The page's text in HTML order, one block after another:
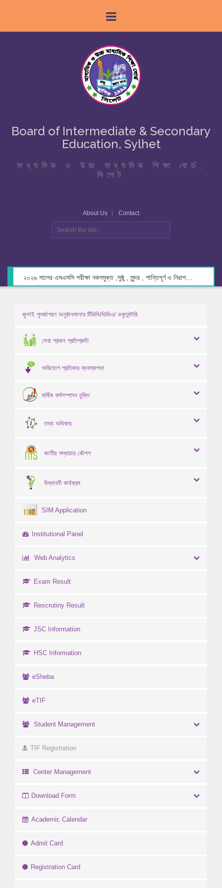
Board of Intermediate & Secondary
Education, Sylhet
মাধ্যমিক ও উচ্চ মাধ্যমিক শিক্ষা বোর্ড,
সিলেট
About Us Contact
জুলাই পুনর্জাগরণ অনুষ্ঠানমালার টিভিসি/ভিডিও/ ডকুমেন্টারি
সেবা প্রদান প্রতিশ্রুতি
অভিযোগ প্রতিকার ব্যবস্থাপনা
বার্ষিক কর্মসম্পাদন চুক্তি
তথ্য অধিকার
জাতীয় শুদ্ধাচার কৌশল
উদ্ভাবনী কার্যক্রম
SIM Application
Institutional Panel
Web Analytics
Exam Result
Rescrutiny Result
JSC Information
HSC Information
eSheba
eTIF
Student Management
TIF Registration
Center Management
Download Form
Academic Calendar
Admit Card
Registration Card